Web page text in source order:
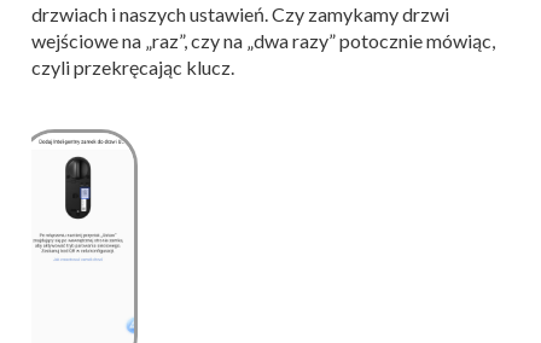
drzwiach i naszych ustawień. Czy zamykamy drzwi
wejściowe na „raz”, czy na „dwa razy” potocznie mówiąc,
czyli przekręcając klucz.